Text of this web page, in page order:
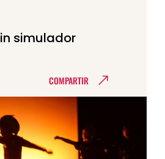
simulador
COMPARTIR